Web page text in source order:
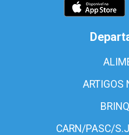
ARTIGOS
CARN/PASC/